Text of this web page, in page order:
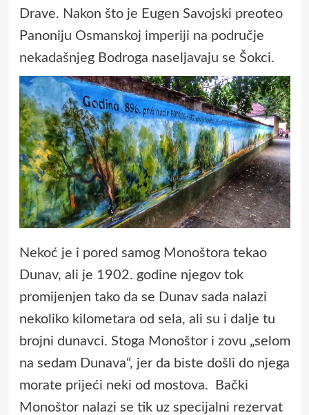
Drave. Nakon što je Eugen Savojski preoteo
Panoniju Osmanskoj imperiji na područje
nekadašnjeg Bodroga naseljavaju se Šokci.
Nekoć je i pored samog Monoštora tekao
Dunav, ali je 1902. godine njegov tok
promijenjen tako da se Dunav sada nalazi
nekoliko kilometara od sela, ali su i dalje tu
brojni dunavci. Stoga Monoštor i zovu „selom
na sedam Dunava“, jer da biste došli do njega
morate prijeći neki od mostova. Bački
Monoštor nalazi se tik uz specijalni rezervat